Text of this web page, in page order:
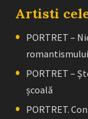
Artisti
PORTRET –
PORTRET –
școală
PORTRET.